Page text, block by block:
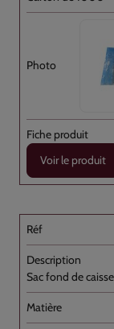
Voir le produit
Sac fond de